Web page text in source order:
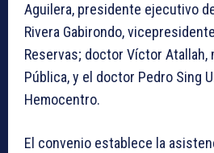
Aguilera, presidente ejecutivo
Rivera Gabirondo,
Reservas; doctor Víctor Atallah,
Pública, y el doctor Pedro Sing
Hemocentro.
El convenio establece la